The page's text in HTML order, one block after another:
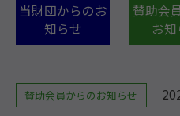
当財団からのお
知らせ
賛助会
お
賛助会員からのお知らせ